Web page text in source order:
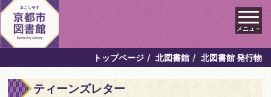
メニュ－
トップページ 北図書館 北図書館 発行物
ティーンズレター